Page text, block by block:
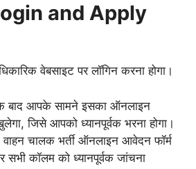
and Apply
वेबसाइट पर लॉगिन करना होगा।
बाद आपके सामने इसका ऑनलाइन
जिसे आपको ध्यानपूर्वक भरना होगा।
वाहन चालक भर्ती ऑनलाइन आवेदन फॉर्म
कॉलम को ध्यानपूर्वक जांचना